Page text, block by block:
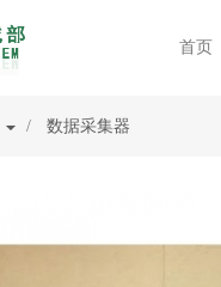
首页
数据采集器